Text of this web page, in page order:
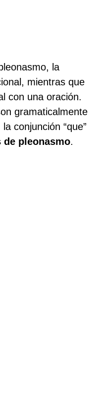
la
mientras que
con una oración.
gramaticalmente
conjunción “que”
de pleonasmo.